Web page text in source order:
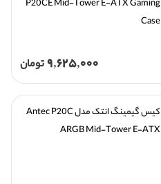
Case
9,625,000تومان
ARGB Mid-Tower E-ATX